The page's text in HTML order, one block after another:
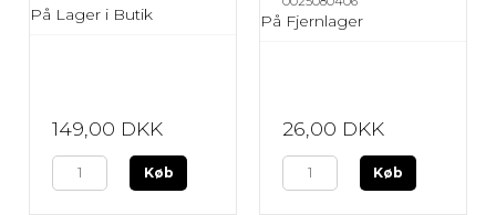
På Lager i Butik
149,00 DKK
Køb
På Fjernlager
26,00 DKK
Køb